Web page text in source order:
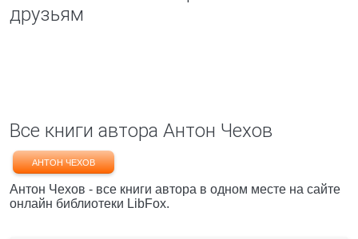
друзьям
Все книги автора Антон Чехов
АНТОН ЧЕХОВ
Антон Чехов - все книги автора в одном месте на сайте
онлайн библиотеки LibFox.